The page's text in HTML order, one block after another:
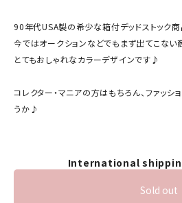
90年代USA製の希少な箱付デッドストック商
今ではオークションなどでもまず出てこない
とてもおしゃれなカラーデザインです♪
コレクター・マニアの方はもちろん、ファッ
うか♪
International
Sold out